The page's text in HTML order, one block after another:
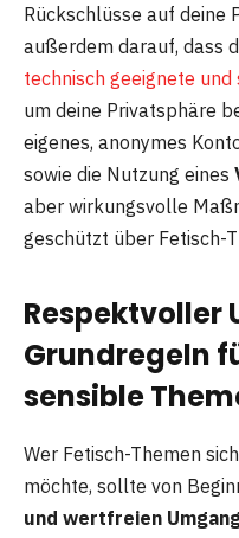
Rückschlüsse auf deine
außerdem darauf, dass
technisch geeignete
um deine Privatsphäre
eigenes, anonymes
sowie die Nutzung eines
aber wirkungsvolle
geschützt über Fetisch-
Respektvoller
Grundregeln
sensible
Wer Fetisch-Themen
möchte, sollte von
und wertfreien